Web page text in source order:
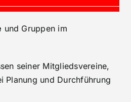
und Gruppen im
seiner Mitgliedsvereine,
und Durchführung